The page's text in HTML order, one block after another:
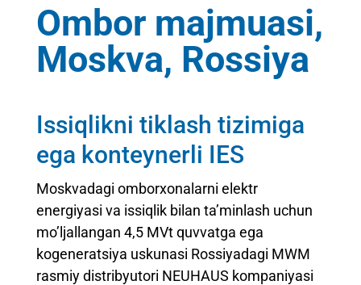
Ombor majmuasi,
Moskva, Rossiya
Issiqlikni tiklash tizimiga
ega konteynerli IES
Moskvadagi omborxonalarni elektr
energiyasi va issiqlik bilan ta’minlash uchun
mo’ljallangan 4,5 MVt quvvatga ega
kogeneratsiya uskunasi Rossiyadagi MWM
rasmiy distribyutori NEUHAUS kompaniyasi